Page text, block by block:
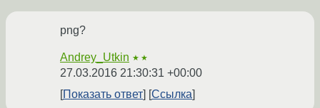
png?
Andrey_Utkin ★★
27.03.2016 21:30:31 +00:00
Показать ответ
Ссылка